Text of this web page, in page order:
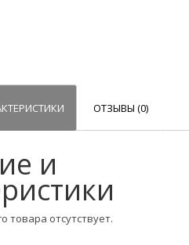
ОТЗЫВЫ (0)
и
товара отсутствует.